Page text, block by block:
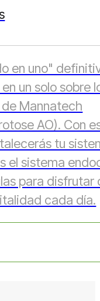
en uno"
un solo sobre
Mannatech
AO). Con
tu
el sistema
para disfrutar
cada día.